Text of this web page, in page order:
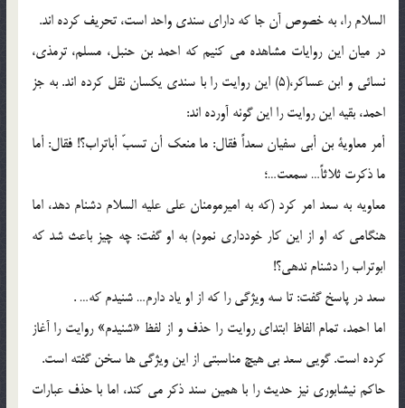
السلام را، به خصوص آن جا که داراى سندى واحد است، تحریف کرده اند.
در میان این روایات مشاهده مى کنیم که احمد بن حنبل، مسلم، ترمذى،
نسائى و ابن عساکر،(5) این روایت را با سندى یکسان نقل کرده اند. به جز
احمد، بقیه این روایت را این گونه آورده اند:
أمر معاویة بن أبی سفیان سعداً فقال: ما منعک أن تسبّ أباتراب؟! فقال: أما
ما ذکرت ثلاثاً… سمعت…؛
معاویه به سعد امر کرد (که به امیرمومنان على علیه السلام دشنام دهد، اما
هنگامى که او از این کار خوددارى نمود) به او گفت: چه چیز باعث شد که
ابوتراب را دشنام ندهى؟!
سعد در پاسخ گفت: تا سه ویژگى را که از او یاد دارم… شنیدم که… .
اما احمد، تمام الفاظ ابتداى روایت را حذف و از لفظ «شنیدم» روایت را آغاز
کرده است. گویى سعد بى هیچ مناسبتى از این ویژگى ها سخن گفته است.
حاکم نیشابورى نیز حدیث را با همین سند ذکر مى کند، اما با حذف عبارات